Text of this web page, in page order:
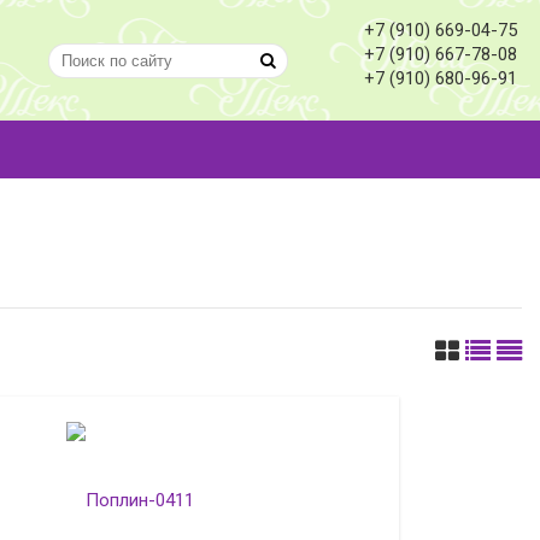
+7 (910) 669-04-75
+7 (910) 667-78-08
+7 (910) 680-96-91